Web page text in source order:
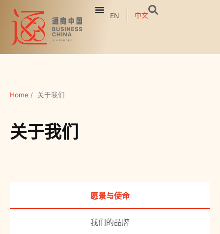
EN 中文
Home / 关于我们
关于我们
愿景与使命
我们的品牌